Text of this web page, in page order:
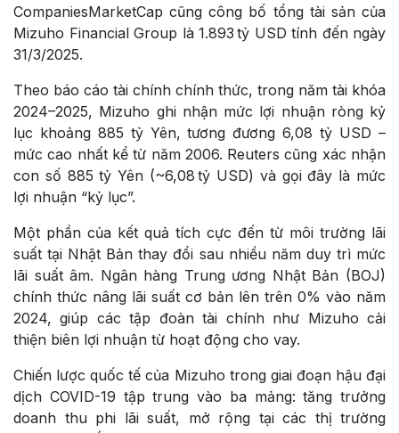
CompaniesMarketCap cũng công bố tổng tài sản của
Mizuho Financial Group là 1.893 tỷ USD tính đến ngày
31/3/2025.
Theo báo cáo tài chính chính thức, trong năm tài khóa
2024–2025, Mizuho ghi nhận mức lợi nhuận ròng kỷ
lục khoảng 885 tỷ Yên, tương đương 6,08 tỷ USD –
mức cao nhất kể từ năm 2006. Reuters cũng xác nhận
con số 885 tỷ Yên (~6,08 tỷ USD) và gọi đây là mức
lợi nhuận “kỷ lục”.
Một phần của kết quả tích cực đến từ môi trường lãi
suất tại Nhật Bản thay đổi sau nhiều năm duy trì mức
lãi suất âm. Ngân hàng Trung ương Nhật Bản (BOJ)
chính thức nâng lãi suất cơ bản lên trên 0% vào năm
2024, giúp các tập đoàn tài chính như Mizuho cải
thiện biên lợi nhuận từ hoạt động cho vay.
Chiến lược quốc tế của Mizuho trong giai đoạn hậu đại
dịch COVID-19 tập trung vào ba mảng: tăng trưởng
doanh thu phi lãi suất, mở rộng tại các thị trường